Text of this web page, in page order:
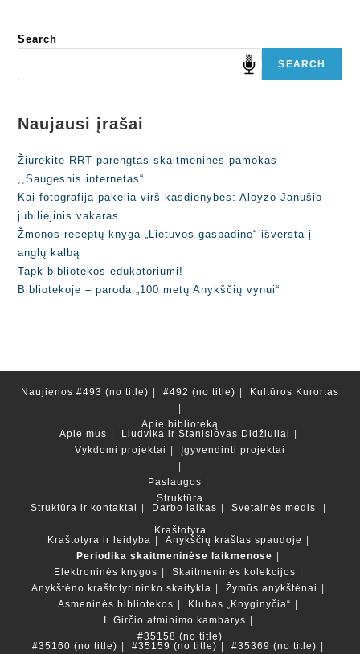
Search
SEARCH
Naujausi įrašai
Žiūrėkite RRT parengtas skaitmenines pamokas
,,Saugesnis internetas“
Kai fotografija pakelia virš kasdienybės: Aloyzo Janušio
jubiliejinis vakaras
Žmonos receptų knyga „Lietuvos gaspadinė“ išversta į
anglų kalbą
Tapk bibliotekos edukatoriumi!
Bibliotekoje – paroda „100 metų Anykščių vynui“
Naujienos #493 (no title) #492 (no title) Kultūros Kurortas
Apie biblioteką
Apie mus
Liudvika ir Stanislovas Didžiuliai
Vykdomi projektai
Įgyvendinti projektai
Paslaugos
Struktūra
Struktūra ir kontaktai
Darbo laikas
Svetainės medis
Kraštotyra
Kraštotyra ir leidyba
Anykščių kraštas spaudoje
Periodika skaitmeninėse laikmenose
Elektroninės knygos
Skaitmeninės kolekcijos
Anykštėno kraštotyrininko skaitykla
Žymūs anykštėnai
Asmeninės bibliotekos
Klubas „Knyginyčia“
I. Girčio atminimo kambarys
#35158 (no title)
#35160 (no title)
#35159 (no title) #35369 (no title)